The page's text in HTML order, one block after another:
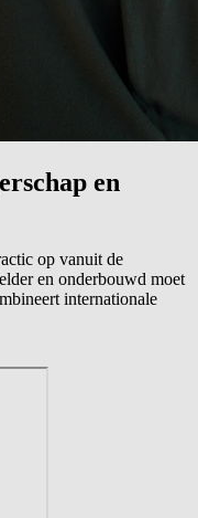
en
op vanuit de
en onderbouwd moet
internationale